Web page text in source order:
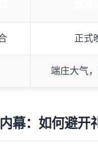
正式
端庄大气
幕：如何避开